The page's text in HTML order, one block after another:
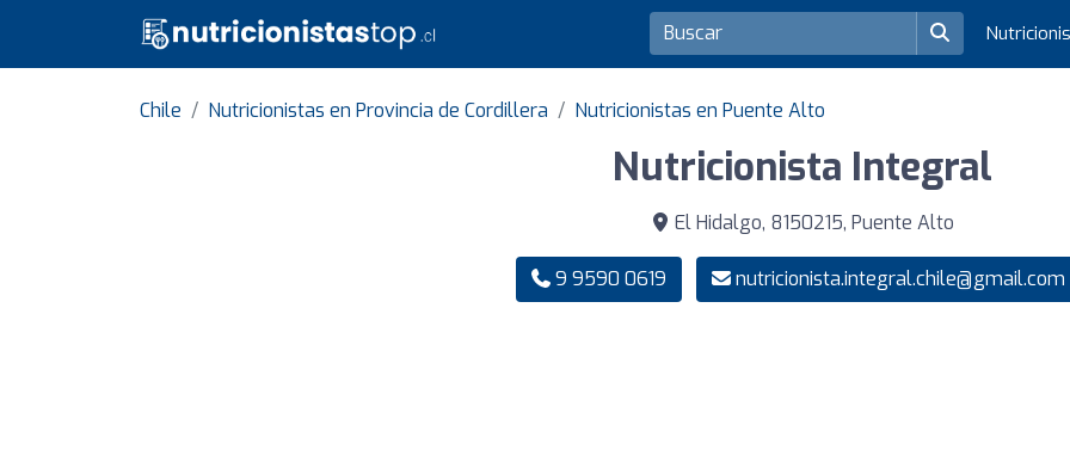
Chile Nutricionistas en Provincia de Cordillera Nutricionistas en Puente Alto
Nutricionista Integral
El Hidalgo, 8150215, Puente Alto
9 9590 0619 nutricionista.integral.chile@gmail.com